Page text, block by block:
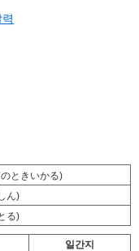
ときいかる)
ん)
る)
일간지